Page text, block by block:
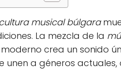
cultura musical búlgara
La mezcla de la
crea un sonido
unen a géneros